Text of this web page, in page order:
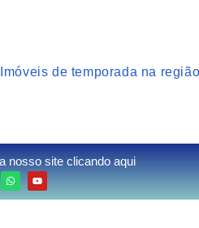
Imóveis de temporada na região
nosso site clicando aqui